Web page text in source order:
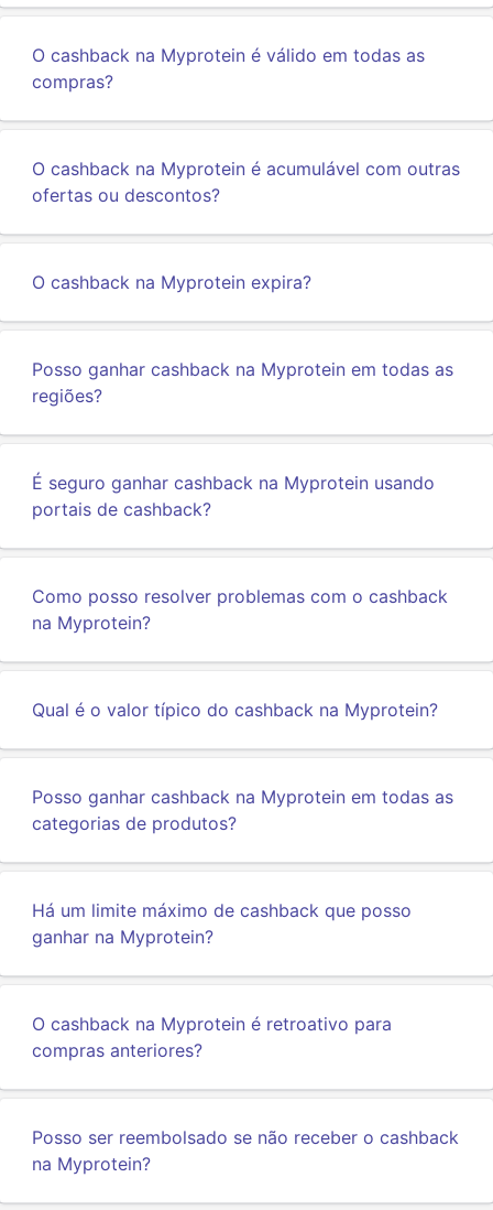
O cashback na Myprotein é válido em todas as
compras?
O cashback na Myprotein é acumulável com outras
ofertas ou descontos?
O cashback na Myprotein expira?
Posso ganhar cashback na Myprotein em todas as
regiões?
É seguro ganhar cashback na Myprotein usando
portais de cashback?
Como posso resolver problemas com o cashback
na Myprotein?
Qual é o valor típico do cashback na Myprotein?
Posso ganhar cashback na Myprotein em todas as
categorias de produtos?
Há um limite máximo de cashback que posso
ganhar na Myprotein?
O cashback na Myprotein é retroativo para
compras anteriores?
Posso ser reembolsado se não receber o cashback
na Myprotein?